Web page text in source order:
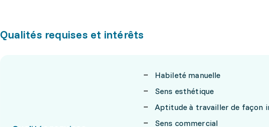
Qualités requises et intérêts
Habileté manuelle
Sens esthétique
Aptitude à travailler de façon
Sens commercial